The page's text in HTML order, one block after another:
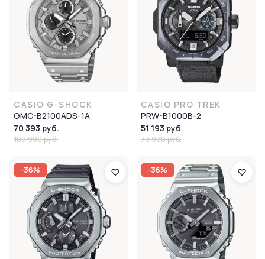
CASIO G-SHOCK
GMC-B2100ADS-1A
70 393 руб.
109 990 руб.
CASIO PRO TREK
PRW-B1000B-2
51 193 руб.
79 990 руб.
-36% -36%